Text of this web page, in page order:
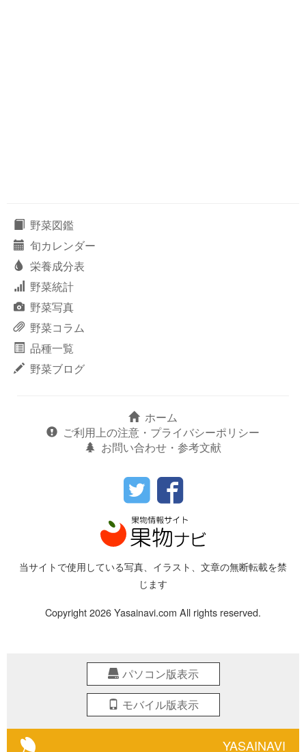
野菜図鑑
旬カレンダー
栄養成分表
野菜統計
野菜写真
野菜コラム
品種一覧
野菜ブログ
ホーム
ご利用上の注意・プライバシーポリシー
お問い合わせ・参考文献
当サイトで使用している写真、イラスト、文章の無断転載を禁
じます
Copyright 2026 Yasainavi.com All rights reserved.
パソコン版表示
モバイル版表示
YASAINAVI